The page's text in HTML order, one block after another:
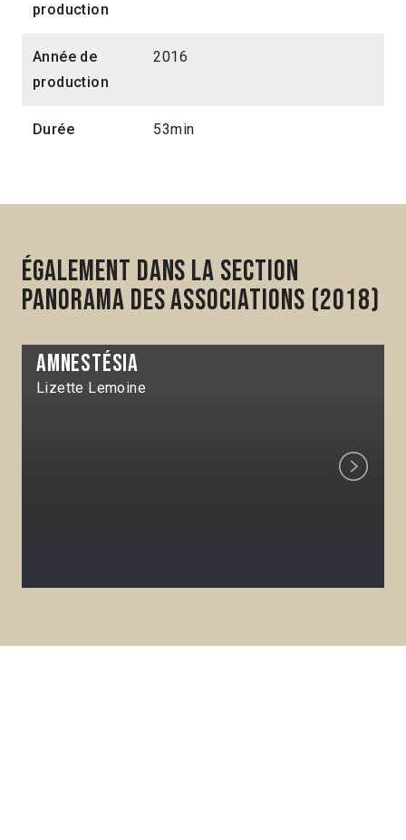
production
Année de
production
2016
Durée 53min
Également dans la section
Panorama des associations (2018)
Amnestésia
Lizette Lemoine
Next